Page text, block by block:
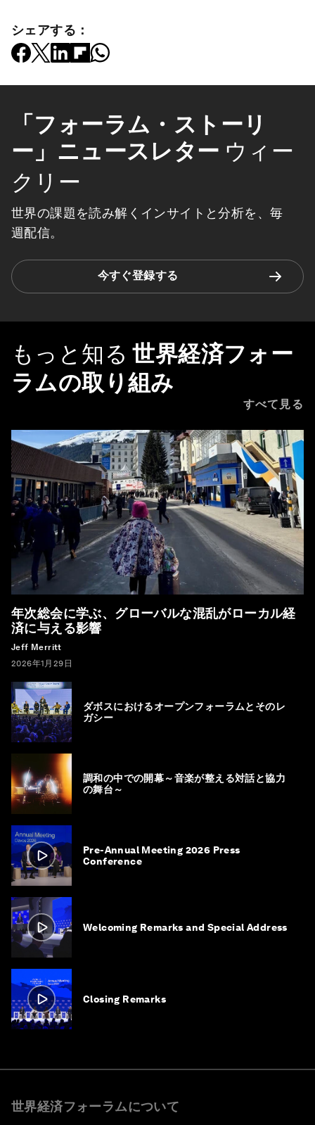
シェアする：
「フォーラム・ストーリ
ー」ニュースレター ウィー
クリー
世界の課題を読み解くインサイトと分析を、毎
週配信。
今すぐ登録する
もっと知る 世界経済フォー
ラムの取り組み
すべて見る
年次総会に学ぶ、グローバルな混乱がローカル経
済に与える影響
Jeff Merritt
2026年1月29日
ダボスにおけるオープンフォーラムとそのレ
ガシー
調和の中での開幕～音楽が整える対話と協力
の舞台～
Pre-Annual Meeting 2026 Press
Conference
Welcoming Remarks and Special Address
Closing Remarks
世界経済フォーラムについて